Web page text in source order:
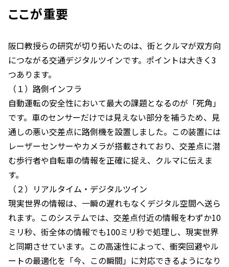
ここが重要
阪口教授らの研究が切り拓いたのは、街とクルマが双方向
につながる交通デジタルツインです。ポイントは大きく3
つあります。
（１）路側インフラ
自動運転の安全性において最大の課題となるのが「死角」
です。車のセンサーだけでは見えない部分を補うため、見
通しの悪い交差点に路側機を設置しました。この装置には
レーザーセンサーやカメラが搭載されており、交差点に潜
む歩行者や自転車の情報を正確に捉え、クルマに伝えま
す。
（２）リアルタイム・デジタルツイン
現実世界の情報は、一瞬の遅れもなくデジタル空間へ送ら
れます。このシステムでは、交差点付近の情報をわずか10
ミリ秒、街全体の情報でも100ミリ秒で処理し、現実世界
と同期させています。この高速性によって、衝突回避やル
ートの最適化を「今、この瞬間」に対応できるようになり